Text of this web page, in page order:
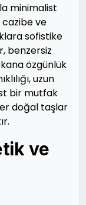
minimalist
ve
sofistike
benzersiz
özgünlük
uzun
bir mutfak
doğal taşlar
ve